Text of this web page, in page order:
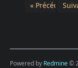
« Précédent
Powered by Redmine©